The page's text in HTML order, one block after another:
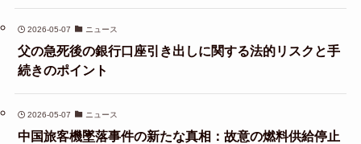
2026-05-07 ニュース
父の急死後の銀行口座引き出しに関する法的リスクと手
続きのポイント
2026-05-07 ニュース
中国旅客機墜落事件の新たな真相：故意の燃料供給停止